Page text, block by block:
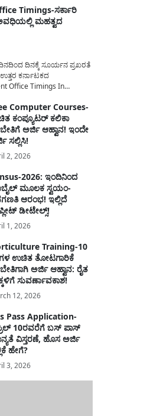
Timings-ಸರ್ಕಾರಿ
ಮಹತ್ವದ
ದಿನದಿಂದ ದಿನಕ್ಕೆ ಸೂರ್ಯನ ಪ್ರಖರತೆ
ಉತ್ತರ ಕರ್ನಾಟಕದ
Office Timings In
ಹಿತದೃಷ್ಟಿಯಿಂದ ಹಾಗೂ
ಕರ್ನಾಟಕ ಸರ್ಕಾರವು
ಕೈಗೊಂಡಿದೆ. ಕಿತ್ತೂರು ಕರ್ನಾಟಕ
ಒಟ್ಟು 9 ಜಿಲ್ಲೆಗಳಲ್ಲಿ ಏಪ್ರಿಲ್...
Computer Courses-
ಕಂಪ್ಯೂಟರ್ ಕಲಿಕಾ
ಅರ್ಜಿ ಆಹ್ವಾನ! ಇಂದೇ
ಸಲ್ಲಿಸಿ!
2, 2026
2026: ಇಂದಿನಿಂದ
ಮೂಲಕ ಸ್ವಯಂ-
ಆರಂಭ! ಇಲ್ಲಿದೆ
ಡೀಟೇಲ್ಸ್!
1, 2026
Training-10
ಉಚಿತ ತೋಟಗಾರಿಕೆ
ಅರ್ಜಿ ಆಹ್ವಾನ: ರೈತ
ಸುವರ್ಣಾವಕಾಶ!
12, 2026
Pass Application-
10ರವರೆಗೆ ಬಸ್ ಪಾಸ್
ವಿಸ್ತರಣೆ, ಹೊಸ ಅರ್ಜಿ
ಹೇಗೆ?
3, 2026